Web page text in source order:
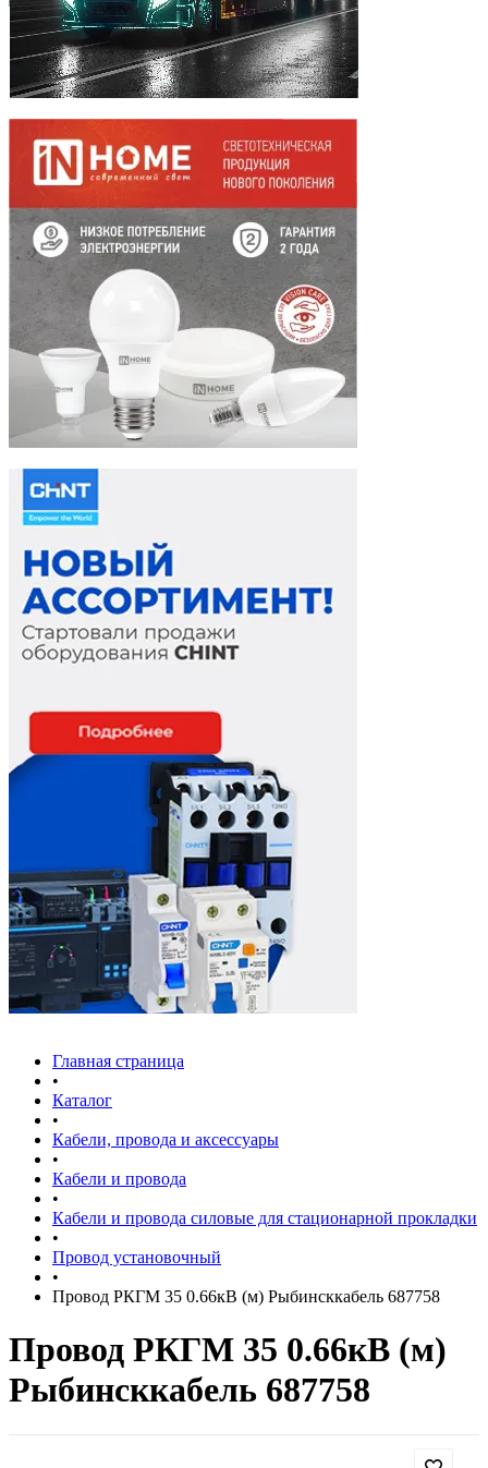
Главная страница
•
Каталог
•
Кабели, провода и аксессуары
•
Кабели и провода
•
Кабели и провода силовые для стационарной прокладки
•
Провод установочный
•
Провод РКГМ 35 0.66кВ (м) Рыбинсккабель 687758
Провод РКГМ 35 0.66кВ (м)
Рыбинсккабель 687758